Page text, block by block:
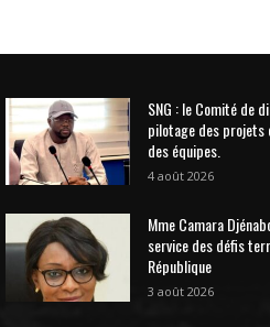
SNG : le Comité de
pilotage des projets
des équipes.
4 août 2026
Mme Camara
service des défis
République
3 août 2026